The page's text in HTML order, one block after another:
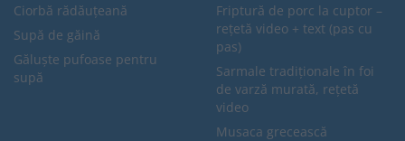
Ciorbă rădăuțeană
Supă de găină
Găluște pufoase pentru
supă
Friptură de porc la cuptor –
rețetă video + text (pas cu
pas)
Sarmale tradiționale în foi
de varză murată, rețetă
video
Musaca grecească